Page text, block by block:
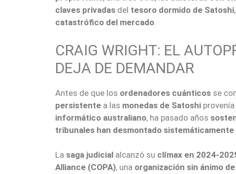
claves privadas del tesoro dormido de Satoshi
catastrófico del mercado.
CRAIG WRIGHT: EL
DEJA DE DEMANDAR
Antes de que los ordenadores cuánticos se
persistente a las monedas de Satoshi
informático australiano, ha pasado años
tribunales han desmontado sistemáticamente
La saga judicial alcanzó su clímax en 2024-
Alliance (COPA), una organización sin ánimo